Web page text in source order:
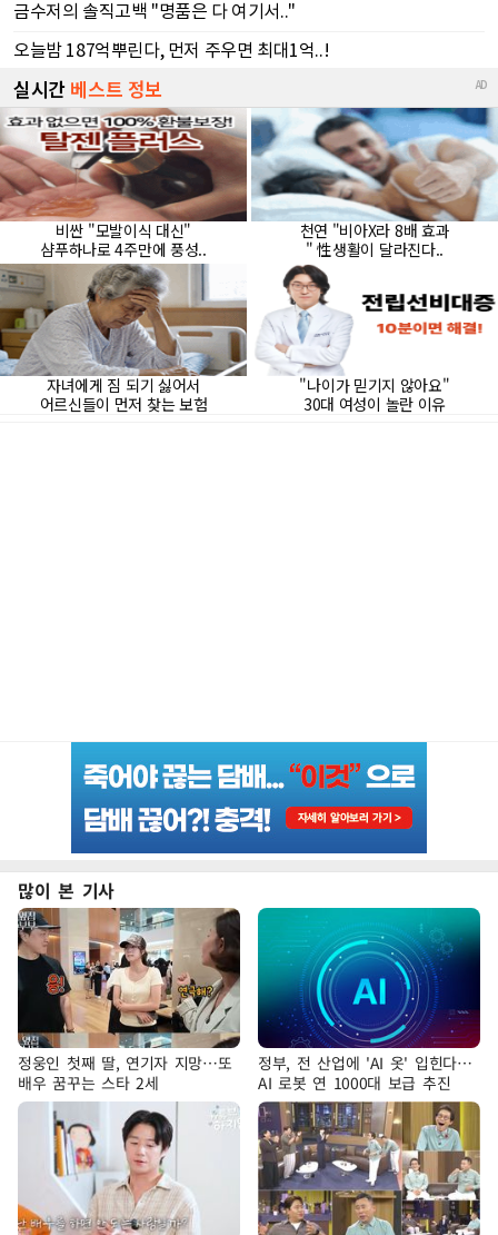
많이 본 기사
정웅인 첫째 딸, 연기자 지망…또
배우 꿈꾸는 스타 2세
정부, 전 산업에 'AI 옷' 입힌다…
AI 로봇 연 1000대 보급 추진